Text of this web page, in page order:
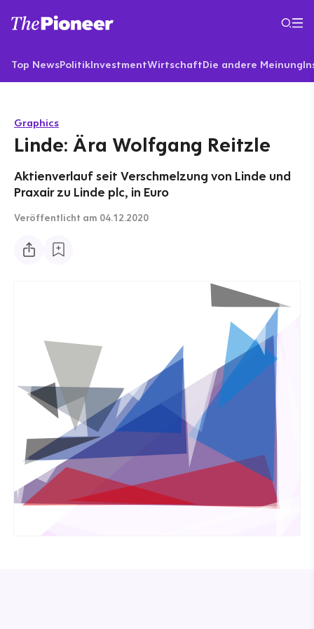
Top NewsPolitikInvestmentWirtschaftDie andere Meinung
Graphics
Linde: Ära Wolfgang Reitzle
Aktienverlauf seit Verschmelzung von Linde und
Praxair zu Linde plc, in Euro
Veröffentlicht am 04.12.2020